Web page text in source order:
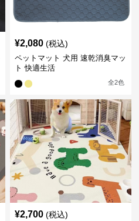
¥2,080 (税込)
ペットマット 犬用 速乾消臭マッ
ト 快適生活
全2色
¥2,700 (税込)